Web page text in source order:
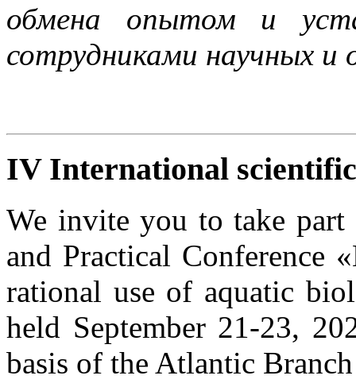
обмена опытом и
сотрудниками научных и
IV International
We invite you to take
and Practical Conference
rational use of aquatic
held September 21-23,
basis of the Atlantic